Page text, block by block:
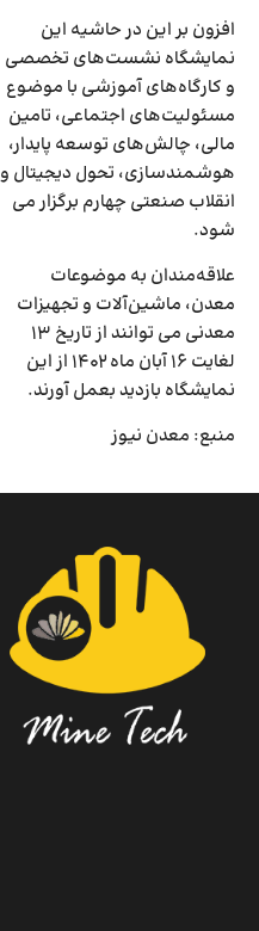
افزون بر این در حاشیه این
نمایشگاه نشست‌های تخصصی
و کارگاه‌های آموزشی با موضوع
مسئولیت‌های اجتماعی، تامین
مالی، چالش‌های توسعه پایدار،
هوشمندسازی، تحول دیجیتال و
انقلاب صنعتی چهارم برگزار می
شود.
علاقه‌‎مندان به موضوعات
معدن، ماشین‌آلات و تجهیزات
معدنی می توانند از تاریخ 13
لغایت 16 آبان ماه 1402 از این
نمایشگاه بازدید بعمل آورند.
منبع: معدن نیوز